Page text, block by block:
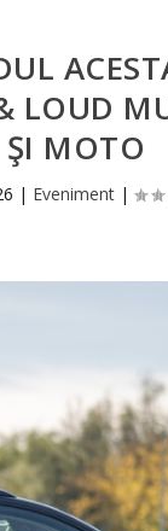
LOUD
MOTO
| Eveniment|